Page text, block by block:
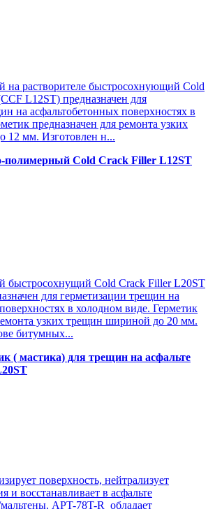
на растворителе быстросохнующий Cold
L12SТ) предназначен для
на асфальтобетонных поверхностях в
предназначен для ремонта узких
12 мм. Изготовлен н...
полимерный Cold Crack Filler L12SТ
быстросохнущий Cold Crack Filler L20SТ
для герметизации трещин на
в холодном виде. Герметик
узких трещин шириной до 20 мм.
битумных...
( мастика) для трещин на асфальте
поверхность, нейтрализует
и восстанавливает в асфальте
APT-78T-R обладает